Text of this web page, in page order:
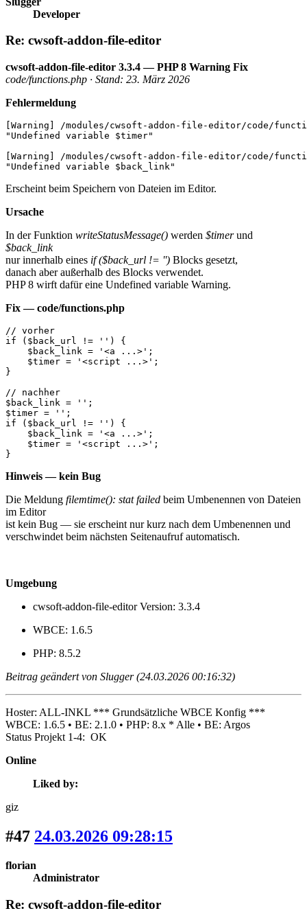
Developer
Re: cwsoft-addon-file-editor
cwsoft-addon-file-editor 3.3.4 — PHP 8 Warning Fix
code/functions.php · Stand: 23. März 2026
Fehlermeldung
[Warning] /modules/cwsoft-addon-file-editor/code/
"Undefined variable $timer"
[Warning] /modules/cwsoft-addon-file-editor/code/
"Undefined variable $back_link"
Erscheint beim Speichern von Dateien im Editor.
Ursache
In der Funktion writeStatusMessage() werden $timerund
$back_link
nur innerhalb eines if ($back_url != '') Blocks gesetzt,
danach aber außerhalb des Blocks verwendet.
PHP 8 wirft dafür eine Undefined variable Warning.
Fix — code/functions.php
// vorher
if ($back_url != '') {
    $back_link = '<a ...>';
    $timer = '<script ...>';
}
// nachher
$back_link = '';
$timer = '';
if ($back_url != '') {
    $back_link = '<a ...>';
    $timer = '<script ...>';
}
Hinweis — kein Bug
Die Meldung filemtime(): stat failed beim Umbenennen von Dateien
im Editor
ist kein Bug — sie erscheint nur kurz nach dem Umbenennen und
verschwindet beim nächsten Seitenaufruf automatisch.
Umgebung
cwsoft-addon-file-editor Version: 3.3.4
WBCE: 1.6.5
PHP: 8.5.2
Beitrag geändert von Slugger (24.03.2026 00:16:32)
Hoster: ALL-INKL *** Grundsätzliche WBCE Konfig ***
WBCE: 1.6.5 • BE: 2.1.0 • PHP: 8.x * Alle • BE: Argos
Status Projekt 1-4: OK
Online
Liked by:
giz
#47 24.03.2026 09:28:15
florian
Administrator
Re: cwsoft-addon-file-editor